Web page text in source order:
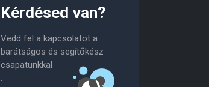
Kérdésed van?
Vedd fel a kapcsolatot a
barátságos és segítőkész
csapatunkkal
.